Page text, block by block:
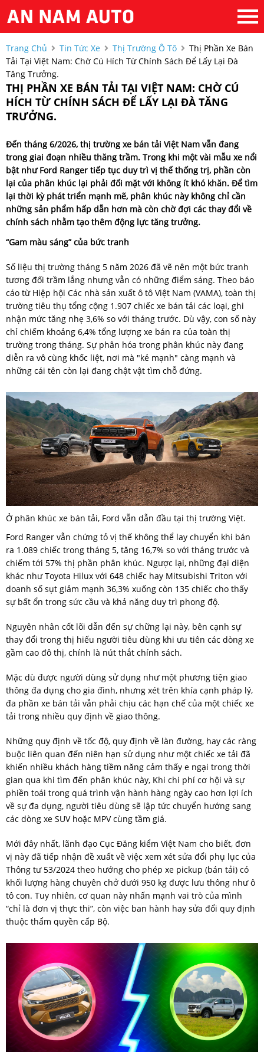
Trang Chủ Tin Tức Xe Thị Trường Ô Tô
Thị Phần Xe Bán
Tải Tại Việt Nam: Chờ Cú Hích Từ Chính Sách Để Lấy Lại Đà
Tăng Trưởng.
THỊ PHẦN XE BÁN TẢI TẠI VIỆT NAM: CHỜ CÚ
HÍCH TỪ CHÍNH SÁCH ĐỂ LẤY LẠI ĐÀ TĂNG
TRƯỞNG.
Đến tháng 6/2026, thị trường xe bán tải Việt Nam vẫn đang
trong giai đoạn nhiều thăng trầm. Trong khi một vài mẫu xe nổi
bật như Ford Ranger tiếp tục duy trì vị thế thống trị, phần còn
lại của phân khúc lại phải đối mặt với không ít khó khăn. Để tìm
lại thời kỳ phát triển mạnh mẽ, phân khúc này không chỉ cần
những sản phẩm hấp dẫn hơn mà còn chờ đợi các thay đổi về
chính sách nhằm tạo thêm động lực tăng trưởng.
“Gam màu sáng” của bức tranh
Số liệu thị trường tháng 5 năm 2026 đã vẽ nên một bức tranh
tương đối trầm lắng nhưng vẫn có những điểm sáng. Theo báo
cáo từ Hiệp hội Các nhà sản xuất ô tô Việt Nam (VAMA), toàn thị
trường tiêu thụ tổng cộng 1.907 chiếc xe bán tải các loại, ghi
nhận mức tăng nhẹ 3,6% so với tháng trước. Dù vậy, con số này
chỉ chiếm khoảng 6,4% tổng lượng xe bán ra của toàn thị
trường trong tháng. Sự phân hóa trong phân khúc này đang
diễn ra vô cùng khốc liệt, nơi mà "kẻ mạnh" càng mạnh và
những cái tên còn lại đang chật vật tìm chỗ đứng.
Ở phân khúc xe bán tải, Ford vẫn dẫn đầu tại thị trường Việt.
Ford Ranger vẫn chứng tỏ vị thế không thể lay chuyển khi bán
ra 1.089 chiếc trong tháng 5, tăng 16,7% so với tháng trước và
chiếm tới 57% thị phần phân khúc. Ngược lại, những đại diện
khác như Toyota Hilux với 648 chiếc hay Mitsubishi Triton với
doanh số sụt giảm mạnh 36,3% xuống còn 135 chiếc cho thấy
sự bất ổn trong sức cầu và khả năng duy trì phong độ.
Nguyên nhân cốt lõi dẫn đến sự chững lại này, bên cạnh sự
thay đổi trong thị hiếu người tiêu dùng khi ưu tiên các dòng xe
gầm cao đô thị, chính là nút thắt chính sách.
Mặc dù được người dùng sử dụng như một phương tiện giao
thông đa dụng cho gia đình, nhưng xét trên khía cạnh pháp lý,
đa phần xe bán tải vẫn phải chịu các hạn chế của một chiếc xe
tải trong nhiều quy định về giao thông.
Những quy định về tốc độ, quy định về làn đường, hay các ràng
buộc liên quan đến niên hạn sử dụng như một chiếc xe tải đã
khiến nhiều khách hàng tiềm năng cảm thấy e ngại trong thời
gian qua khi tìm đến phân khúc này, Khi chi phí cơ hội và sự
phiền toái trong quá trình vận hành hàng ngày cao hơn lợi ích
về sự đa dụng, người tiêu dùng sẽ lập tức chuyển hướng sang
các dòng xe SUV hoặc MPV cùng tầm giá.
Mới đây nhất, lãnh đạo Cục Đăng kiểm Việt Nam cho biết, đơn
vị này đã tiếp nhận đề xuất về việc xem xét sửa đổi phụ lục của
Thông tư 53/2024 theo hướng cho phép xe pickup (bán tải) có
khối lượng hàng chuyên chở dưới 950 kg được lưu thông như ô
tô con. Tuy nhiên, cơ quan này nhấn mạnh vai trò của mình
“chỉ là đơn vị thực thi”, còn việc ban hành hay sửa đổi quy định
thuộc thẩm quyền cấp Bộ.